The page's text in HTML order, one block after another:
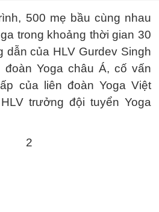
500 mẹ bầu cùng nhau
trong khoảng thời gian 30
của HLV Gurdev Singh
Yoga châu Á, cố vấn
của liên đoàn Yoga Việt
trưởng đội tuyển Yoga